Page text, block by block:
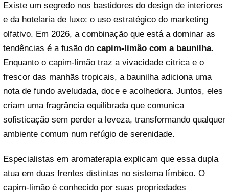
Existe um segredo nos bastidores do design de interiores
e da hotelaria de luxo: o uso estratégico do marketing
olfativo. Em 2026, a combinação que está a dominar as
tendências é a fusão do capim-limão com a baunilha.
Enquanto o capim-limão traz a vivacidade cítrica e o
frescor das manhãs tropicais, a baunilha adiciona uma
nota de fundo aveludada, doce e acolhedora. Juntos, eles
criam uma fragrância equilibrada que comunica
sofisticação sem perder a leveza, transformando qualquer
ambiente comum num refúgio de serenidade.
Especialistas em aromaterapia explicam que essa dupla
atua em duas frentes distintas no sistema límbico. O
capim-limão é conhecido por suas propriedades